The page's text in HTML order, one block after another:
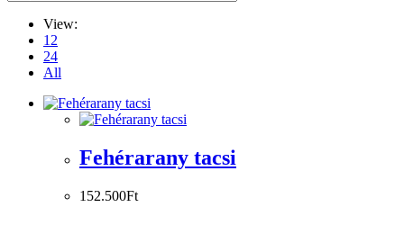
View:
12
24
All
Fehérarany tacsi
152.500Ft